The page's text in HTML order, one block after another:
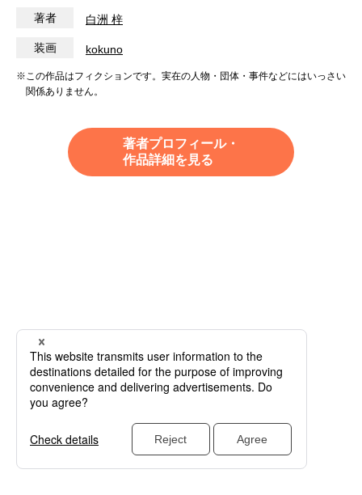
著者 白洲 梓
装画 kokuno
※この作品はフィクションです。実在の人物・団体・事件などにはいっさい
関係ありません。
著者プロフィール・
作品詳細を見る